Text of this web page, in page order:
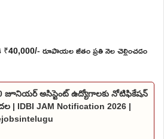
రూపాయల జీతం ప్రతి నెల చెల్లించడం
జూనియర్ అసిస్టెంట్ ఉద్యోగాలకు నోటిఫికేషన్
| IDBI JAM Notification 2026 |